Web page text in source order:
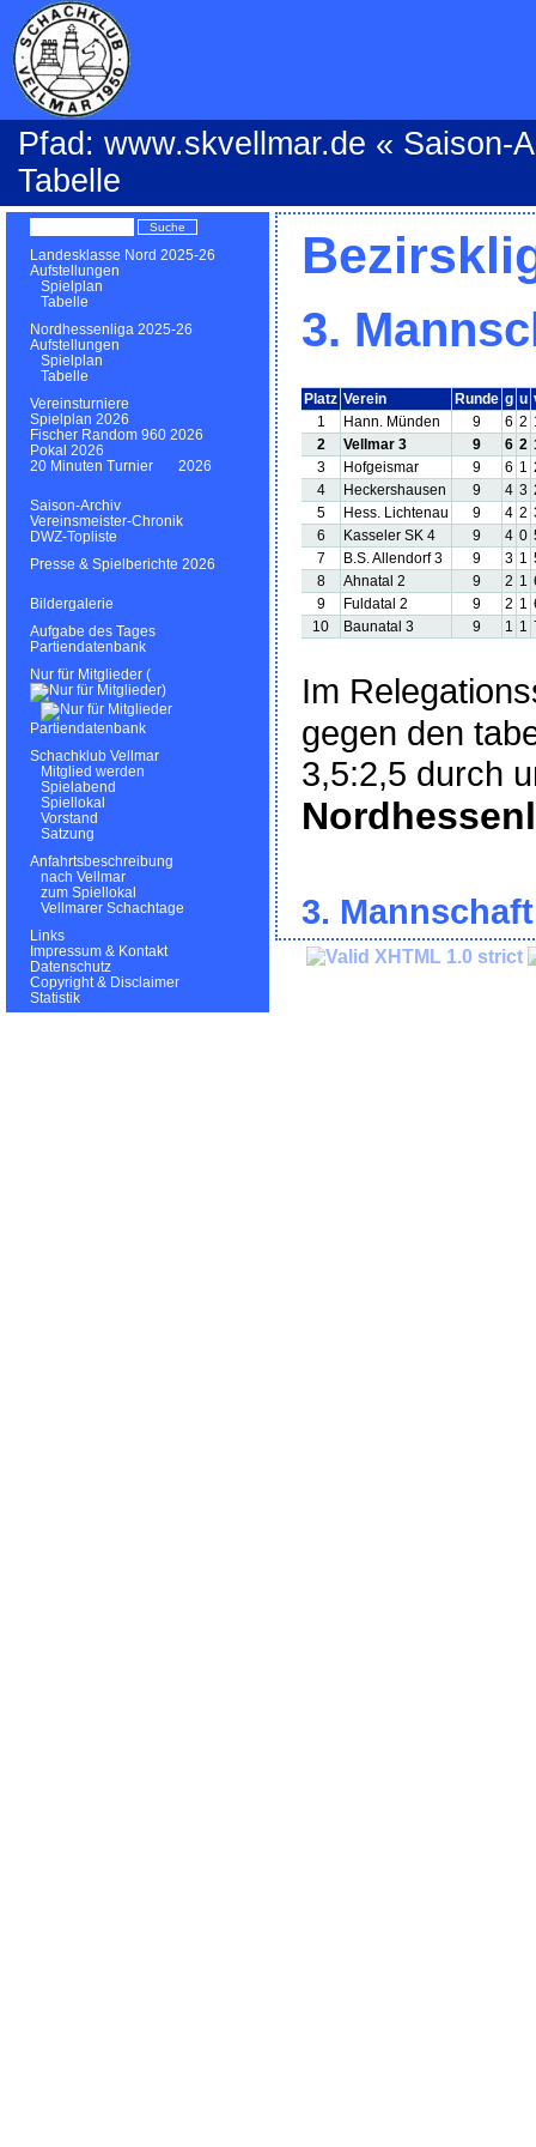
Pfad: www.skvellmar.de « Saison-
Tabelle
Landesklasse Nord 2025-26
Aufstellungen
Spielplan
Tabelle
Nordhessenliga 2025-26
Aufstellungen
Spielplan
Tabelle
Vereinsturniere
Spielplan 2026
Fischer Random 960 2026
Pokal 2026
20 Minuten Turnier 2026
Saison-Archiv
Vereinsmeister-Chronik
DWZ-Topliste
Presse & Spielberichte 2026
Bildergalerie
Aufgabe des Tages
Partiendatenbank
Nur für Mitglieder (
)
Partiendatenbank
Schachklub Vellmar
Mitglied werden
Spielabend
Spiellokal
Vorstand
Satzung
Anfahrtsbeschreibung
nach Vellmar
zum Spiellokal
Vellmarer Schachtage
Links
Impressum & Kontakt
Datenschutz
Copyright & Disclaimer
Statistik
3.
Platz Verein Runde g u
1
Hann. Münden 9 6 2
2
Vellmar 3 9 6 2
3
Hofgeismar 9 6 1
4
Heckershausen 9 4 3
5
Hess. Lichtenau 9 4 2
6
Kasseler SK 4 9 4 0
7
B.S. Allendorf 3 9 3 1
8
Ahnatal 2 9 2 1
9
Fuldatal 2 9 2 1
10
Baunatal 3 9 1 1
Im
gegen den
3,5:2,5 durch
3. Mannschaft